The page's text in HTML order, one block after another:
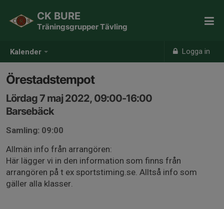
Kalender Logga in
CK BURE
Träningsgrupper Tävling
Örestadstempot
Lördag 7 maj 2022, 09:00-16:00
Barsebäck
Samling: 09:00
Allmän info från arrangören:
Här lägger vi in den information som finns från
arrangören på t ex sportstiming.se. Alltså info som
gäller alla klasser.